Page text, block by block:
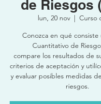
de Riesgos
lun, 20 nov
  |
Curso
Conozca en qué consiste
Cuantitativo de
compare los resultados de
criterios de aceptación y
y evaluar posibles medidas